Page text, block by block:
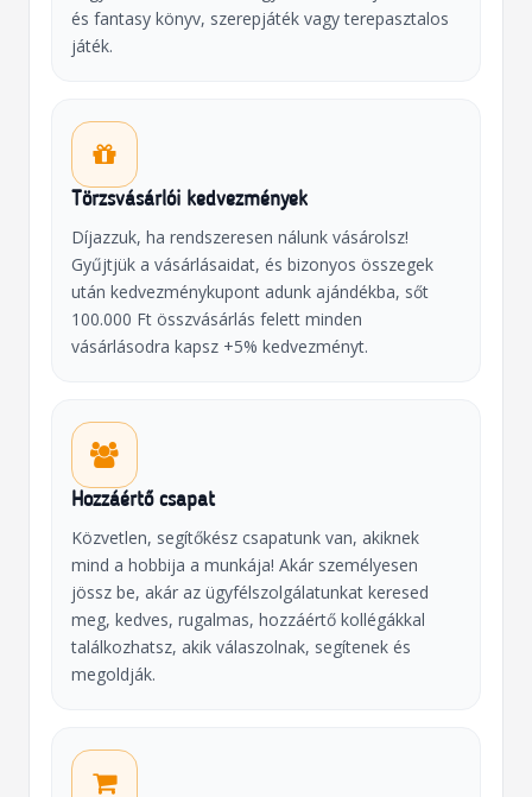
és fantasy könyv, szerepjáték vagy terepasztalos
játék.
Törzsvásárlói kedvezmények
Díjazzuk, ha rendszeresen nálunk vásárolsz!
Gyűjtjük a vásárlásaidat, és bizonyos összegek
után kedvezménykupont adunk ajándékba, sőt
100.000 Ft összvásárlás felett minden
vásárlásodra kapsz +5% kedvezményt.
Hozzáértő csapat
Közvetlen, segítőkész csapatunk van, akiknek
mind a hobbija a munkája! Akár személyesen
jössz be, akár az ügyfélszolgálatunkat keresed
meg, kedves, rugalmas, hozzáértő kollégákkal
találkozhatsz, akik válaszolnak, segítenek és
megoldják.